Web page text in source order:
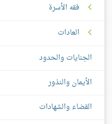
فقه الأسرة
العادات
الجنايات والحدود
الأيمان والنذور
القضاء والشهادات